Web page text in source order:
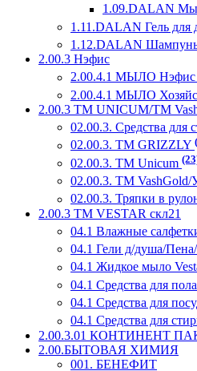
1.09.DALAN
1.11.DALAN Гель для
1.12.DALAN
2.00.3 Нэфис
2.00.4.1 МЫЛО Нэфис
2.00.4.1 МЫЛО
2.00.3 ТМ UNICUM/ТМ Vash
02.00.3. Средства для
02.00.3. ТМ GRIZZLY
02.00.3. ТМ Unicum
02.00.3. ТМ VashGold/
02.00.3. Тряпки в
2.00.3 ТМ VESTAR скл21
04.1 Влажные
04.1 Гели д/душа/
04.1 Жидкое мыло
04.1 Средства для
04.1 Средства для
04.1 Средства для
2.00.3.01 КОНТИНЕНТ
2.00.БЫТОВАЯ ХИМИЯ
001. БЕНЕФИТ